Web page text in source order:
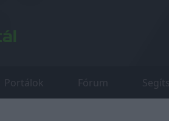
Portálok Fórum